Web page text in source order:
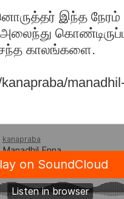
இந்த நேரம்
காலங்களை.